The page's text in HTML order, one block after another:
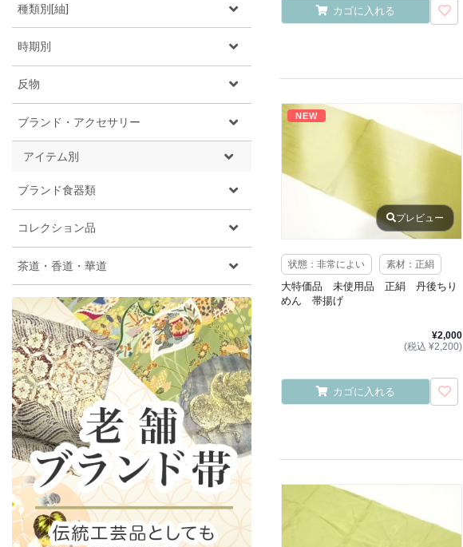
種類別[紬]
時期別
反物
ブランド・アクセサリー
アイテム別
ブランド食器類
コレクション品
茶道・香道・華道
カゴに入れる
NEW
プレビュー
状態：非常によい 素材：正絹
大特価品 未使用品 正絹 丹後ちり
めん 帯揚げ
¥2,000
(税込 ¥2,200)
カゴに入れる